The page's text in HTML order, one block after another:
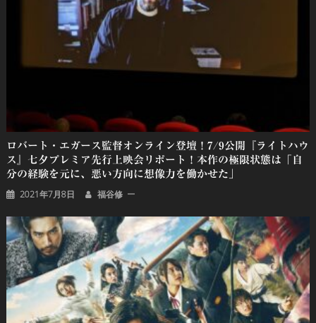
ロバート・エガース監督オンライン登壇！7/9公開『ライトハウ
ス』七夕プレミア先行上映会リポート！本作の極限状態は「自
分の経験を元に、悪い方向に想像力を働かせた」
2021年7月8日 福谷修